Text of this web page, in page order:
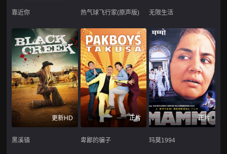
靠近你 热气球飞行家(原声版) 无限生活
更新HD
黑溪镇
正片
卑鄙的骗子
正片
玛莫1994